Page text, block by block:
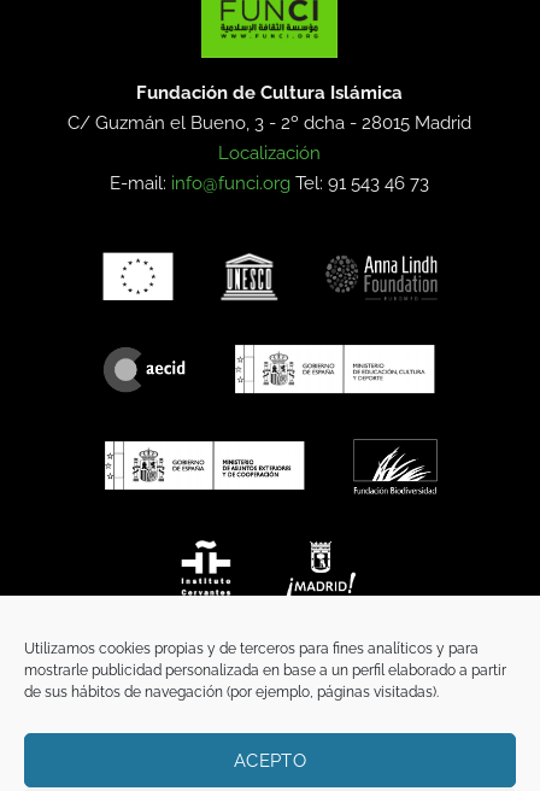
Utilizamos cookies propias y de terceros para fines analíticos y para
mostrarle publicidad personalizada en base a un perfil elaborado a partir
de sus hábitos de navegación (por ejemplo, páginas visitadas).
ACEPTO
Fundación de Cultura Islámica
C/ Guzmán el Bueno, 3 - 2º dcha -28015 Madrid
Localización
E-mail: info@funci.org Tel: 91 543 46 73